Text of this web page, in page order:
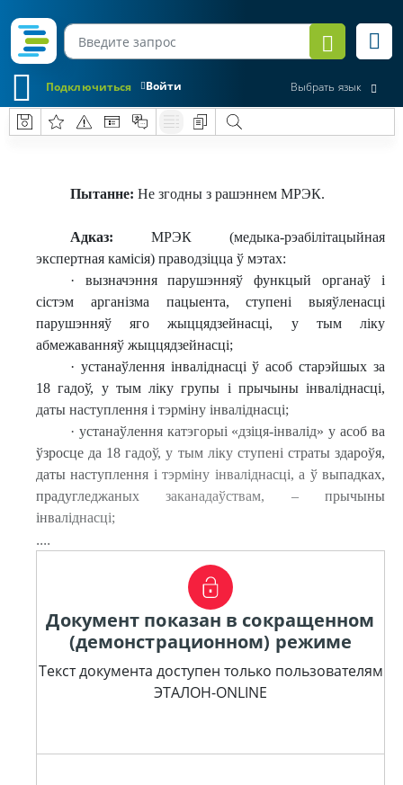
Войти
Подключиться Выбрать язык
Пытанне: Не згодны з рашэннем МРЭК.
Адказ: МРЭК (медыка-рэабілітацыйная
экспертная камісія) праводзіцца ў мэтах:
·
вызначэння парушэнняў функцый органаў і
сістэм арганізма пацыента, ступені выяўленасці
парушэнняў яго жыццядзейнасці, у тым ліку
абмежаванняў жыццядзейнасці;
· устанаўлення інваліднасці ў асоб старэйшых за
18 гадоў, у тым ліку групы і прычыны інваліднасці,
даты наступлення і тэрміну інваліднасці;
· устанаўлення катэгорыі «дзіця-інвалід» у асоб ва
ўзросце да 18 гадоў, у тым ліку ступені страты здароўя,
даты наступлення і тэрміну інваліднасці, а ў выпадках,
прадугледжаных заканадаўствам, – прычыны
інваліднасці;
....
Документ показан в сокращенном
(демонстрационном) режиме
Текст документа доступен только пользователям
ЭТАЛОН-ONLINE